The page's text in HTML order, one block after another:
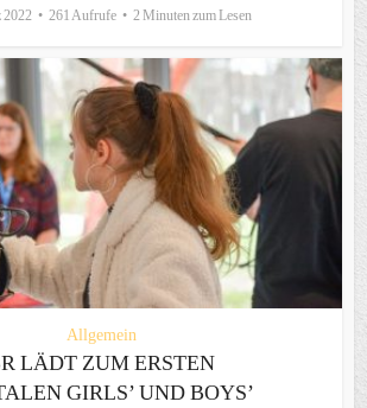
2022 261 Aufrufe 2 Minuten zum Lesen
Allgemein
LÄDT ZUM ERSTEN
GIRLS’ UND BOYS’